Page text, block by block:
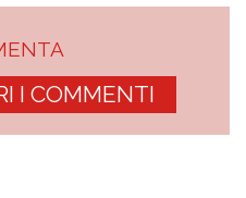
I COMMENTI